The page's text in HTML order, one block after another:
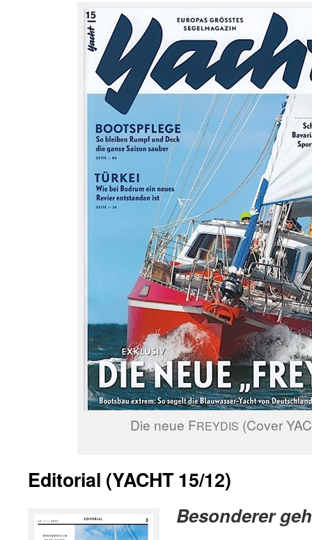
Die neue FREYDIS (Cover
Editorial (YACHT 15/12)
Besonderer